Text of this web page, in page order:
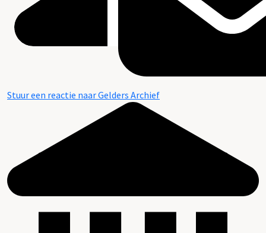
Stuur een reactie naar Gelders Archief